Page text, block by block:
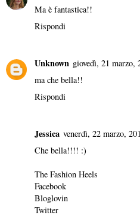
Ma è fantastica!!
Rispondi
Unknown giovedì, 21 marzo,
ma che bella!!
Rispondi
Jessica venerdì, 22 marzo,
Che bella!!!! :)
The Fashion Heels
Facebook
Bloglovin
Twitter